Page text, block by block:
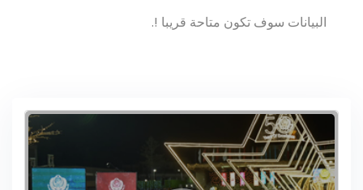
البيانات سوف تكون متاحة قريبا !.